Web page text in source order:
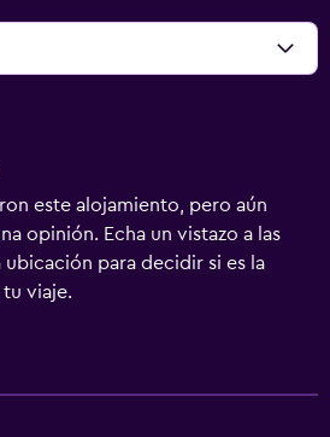
este alojamiento, pero aún
opinión. Echa un vistazo a las
para decidir si es la
viaje.